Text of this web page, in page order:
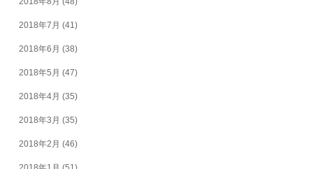
2018年7月 (41)
2018年6月 (38)
2018年5月 (47)
2018年4月 (35)
2018年3月 (35)
2018年2月 (46)